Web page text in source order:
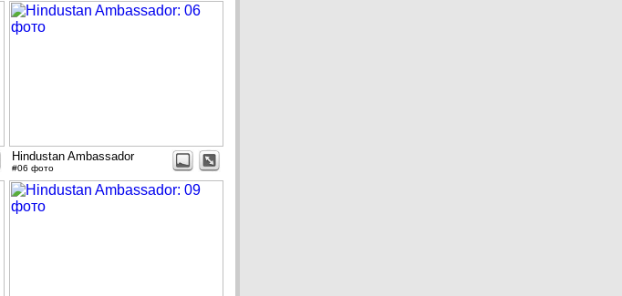
Hindustan Ambassador
#06 фото